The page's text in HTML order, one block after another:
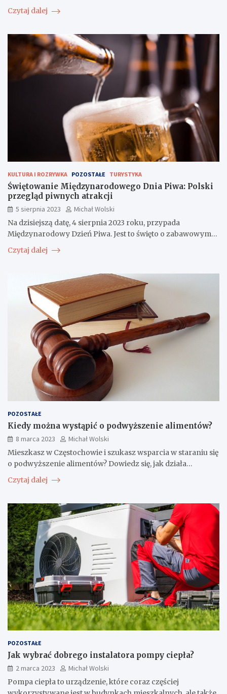
Czytaj dalej
KULTURA I ROZRYWKA POZOSTAŁE TURYSTYKA
Świętowanie Międzynarodowego Dnia Piwa: Polski
przegląd piwnych atrakcji
5 sierpnia 2023
Michał Wolski
Na dzisiejszą datę, 4 sierpnia 2023 roku, przypada
Międzynarodowy Dzień Piwa. Jest to święto o zabawowym…
Czytaj dalej
POZOSTAŁE
Kiedy można wystąpić o podwyższenie alimentów?
8 marca 2023
Michał Wolski
Mieszkasz w Częstochowie i szukasz wsparcia w staraniu się
o podwyższenie alimentów? Dowiedz się, jak działa…
Czytaj dalej
POZOSTAŁE
Jak wybrać dobrego instalatora pompy ciepła?
2 marca 2023
Michał Wolski
Pompa ciepła to urządzenie, które coraz częściej